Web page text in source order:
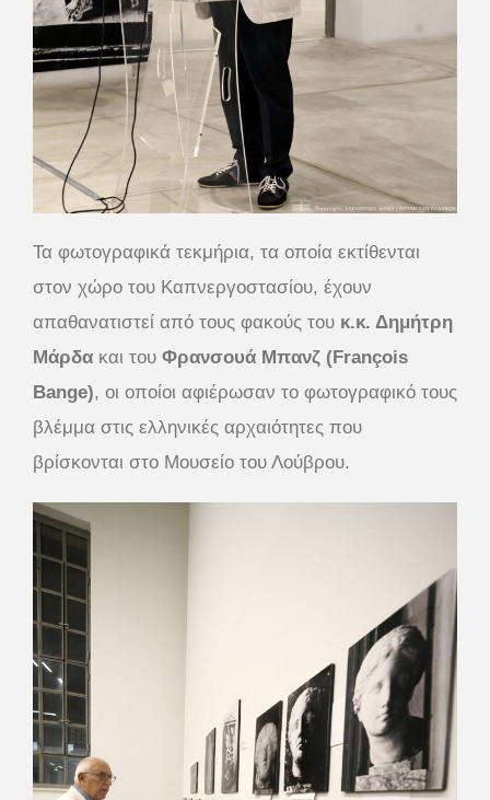
Τα φωτογραφικά τεκμήρια, τα οποία εκτίθενται
στον χώρο του Καπνεργοστασίου, έχουν
απαθανατιστεί από τους φακούς του κ.κ. Δημήτρη
Μάρδα και του Φρανσουά Μπανζ (François
Bange), οι οποίοι αφιέρωσαν το φωτογραφικό τους
βλέμμα στις ελληνικές αρχαιότητες που
βρίσκονται στο Μουσείο του Λούβρου.